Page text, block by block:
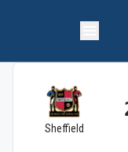
Sheffield